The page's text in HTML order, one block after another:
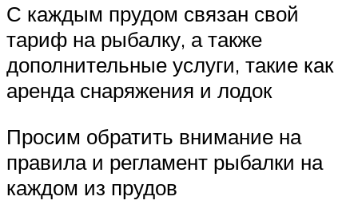
С каждым прудом связан свой
тариф на рыбалку, а также
дополнительные услуги, такие как
аренда снаряжения и лодок
Просим обратить внимание на
правила и регламент рыбалки на
каждом из прудов